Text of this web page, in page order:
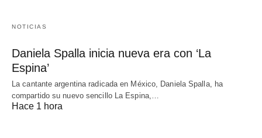
NOTICIAS
Daniela Spalla inicia nueva era con ‘La
Espina’
La cantante argentina radicada en México, Daniela Spalla, ha
compartido su nuevo sencillo La Espina,…
Hace 1 hora